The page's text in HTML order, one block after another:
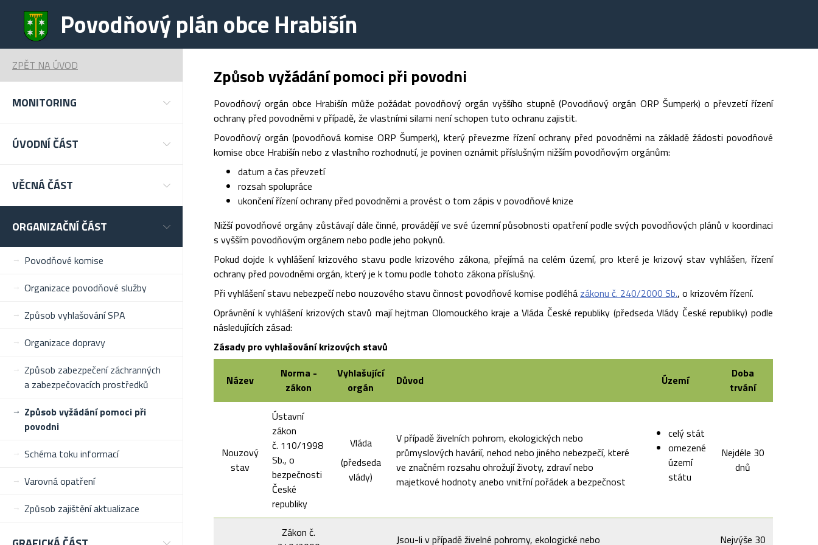
Povodňový plán obce Hrabišín
ZPĚT NA ÚVOD
MONITORING
ÚVODNÍ ČÁST
VĚCNÁ ČÁST
ORGANIZAČNÍ ČÁST
Povodňové komise
Organizace povodňové služby
Způsob vyhlašování SPA
Organizace dopravy
Způsob zabezpečení záchranných
a zabezpečovacích prostředků
Způsob vyžádání pomoci při
povodni
Schéma toku informací
Varovná opatření
Způsob zajištění aktualizace
Způsob vyžádání pomoci při povodni
Povodňový orgán obce Hrabišín může požádat povodňový orgán vyššího stupně (Povodňový orgán ORP Šumperk) o převzetí řízení
ochrany před povodněmi v případě, že vlastními silami není schopen tuto ochranu zajistit.
Povodňový orgán (povodňová komise ORP Šumperk), který převezme řízení ochrany před povodněmi na základě žádosti povodňové
komise obce Hrabišín nebo z vlastního rozhodnutí, je povinen oznámit příslušným nižším povodňovým orgánům:
datum a čas převzetí
rozsah spolupráce
ukončení řízení ochrany před povodněmi a provést o tom zápis v povodňové knize
Nižší povodňové orgány zůstávají dále činné, provádějí ve své územní působnosti opatření podle svých povodňových plánů v koordinaci
s vyšším povodňovým orgánem nebo podle jeho pokynů.
Pokud dojde k vyhlášení krizového stavu podle krizového zákona, přejímá na celém území, pro které je krizový stav vyhlášen, řízení
ochrany před povodněmi orgán, který je k tomu podle tohoto zákona příslušný.
Při vyhlášení stavu nebezpečí nebo nouzového stavu činnost povodňové komise podléhá zákonu č. 240/2000 Sb., o krizovém řízení.
Oprávnění k vyhlášení krizových stavů mají hejtman Olomouckého kraje a Vláda České republiky (předseda Vlády České republiky) podle
následujících zásad:
Zásady pro vyhlašování krizových stavů
Název
Norma -
zákon
Vyhlašující
orgán
Důvod Území
Doba
trvání
Nouzový
stav
Ústavní
zákon
č. 110/1998
Sb., o
bezpečnosti
České
republiky
Vláda
(předseda
vlády)
V případě živelních pohrom, ekologických nebo
průmyslových havárií, nehod nebo jiného nebezpečí, které
ve značném rozsahu ohrožují životy, zdraví nebo
majetkové hodnoty anebo vnitřní pořádek a bezpečnost
celý stát
omezené
území
státu
Nejdéle 30
dnů
Zákon č.
Jsou-li v případě živelné pohromy, ekologické nebo Nejvýše 30